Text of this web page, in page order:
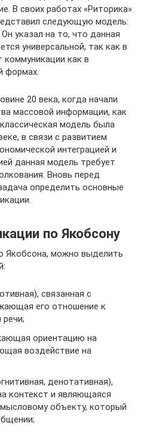
В своих работах «Риторика»
следующую модель:
указал на то, что данная
универсальной, так как в
как в
формах.
20 века, когда начали
массовой информации, как
модель была
в связи с развитием
интеграцией и
данная модель требует
Вновь перед
определить основные
по Якобсону
Якобсона, можно выделить
связанная с
его отношение к
ориентацию на
воздействие на
денотативная),
контекст и являющаяся
объекту, который